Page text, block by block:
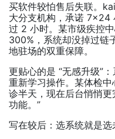
买软件较怕售后失联。
大分支机构，承诺 7×24
过 2 小时。某市级疾控
300%，系统却没掉过链
地驻场的双重保障。
更贴心的是 “无感升级”
重新学习操作。某体检
诊半天，现在后台悄悄
功能。”
写在较后：选系统就是选